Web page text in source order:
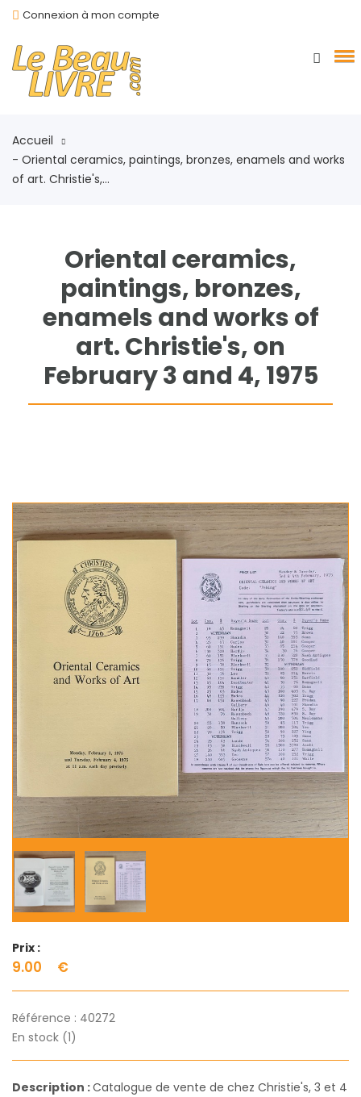
Connexion à mon compte
Accueil
- Oriental ceramics, paintings, bronzes, enamels and works
of art. Christie's,...
Oriental ceramics,
paintings, bronzes,
enamels and works of
art. Christie's, on
February 3 and 4, 1975
Prix :
9.00 €
Référence : 40272
En stock (1)
Description :Catalogue de vente de chez Christie's, 3 et 4